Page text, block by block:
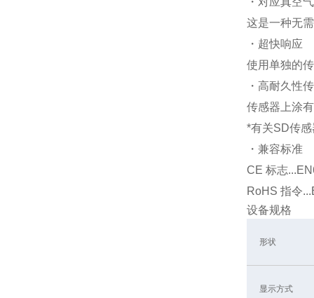
这是一种无
・超快响应
使用单独的
・高耐久性
传感器上涂
*有关SD传
・兼容标准
CE 标志
RoHS 指令
设备规格
形状
显示方式